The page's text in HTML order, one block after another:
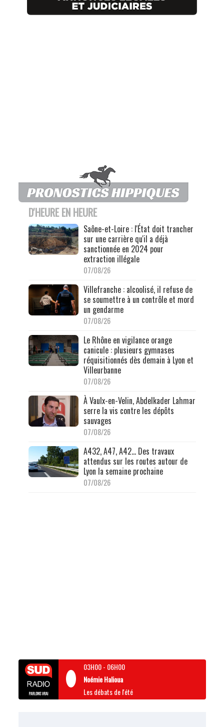
D'HEURE EN HEURE
Saône-et-Loire : l'État doit trancher
sur une carrière qu'il a déjà
sanctionnée en 2024 pour
extraction illégale
07/08/26
Villefranche : alcoolisé, il refuse de
se soumettre à un contrôle et mord
un gendarme
07/08/26
Le Rhône en vigilance orange
canicule : plusieurs gymnases
réquisitionnés dès demain à Lyon et
Villeurbanne
07/08/26
À Vaulx-en-Velin, Abdelkader Lahmar
serre la vis contre les dépôts
sauvages
07/08/26
A432, A47, A42… Des travaux
attendus sur les routes autour de
Lyon la semaine prochaine
07/08/26
03H00- 06H00
Noémie Halioua
Les débats de l'été